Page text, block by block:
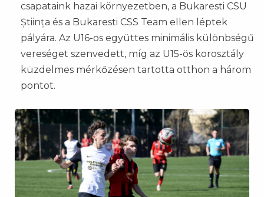
csapataink hazai környezetben, a Bukaresti CSU
Știința és a Bukaresti CSS Team ellen léptek
pályára. Az U16-os együttes minimális különbségű
vereséget szenvedett, míg az U15-ös korosztály
küzdelmes mérkőzésen tartotta otthon a három
pontot.